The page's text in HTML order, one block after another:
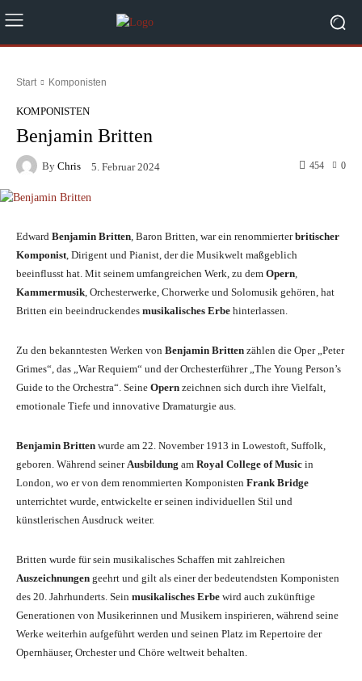
Start Komponisten
KOMPONISTEN
Benjamin Britten
By Chris 5. Februar 2024 0
454
Edward Benjamin Britten, Baron Britten, war ein renommierterbritischer
Komponist, Dirigent und Pianist, der die Musikwelt maßgeblich
beeinflusst hat. Mit seinem umfangreichen Werk, zu dem Opern,
Kammermusik, Orchesterwerke, Chorwerke und Solomusik gehören, hat
Britten ein beeindruckendes musikalisches Erbe hinterlassen.
Zu den bekanntesten Werken von Benjamin Britten zählen die Oper „Peter
Grimes“, das „War Requiem“ und der Orchesterführer „The Young Person’s
Guide to the Orchestra“. Seine Opern zeichnen sich durch ihre Vielfalt,
emotionale Tiefe und innovative Dramaturgie aus.
Benjamin Britten wurde am 22. November 1913 in Lowestoft, Suffolk,
geboren. Während seinerAusbildung am Royal College of Music in
London, wo er von dem renommierten Komponisten Frank Bridge
unterrichtet wurde, entwickelte er seinen individuellen Stil und
künstlerischen Ausdruck weiter.
Britten wurde für sein musikalisches Schaffen mit zahlreichen
Auszeichnungen geehrt und gilt als einer der bedeutendsten Komponisten
des 20. Jahrhunderts. Sein musikalisches Erbe wird auch zukünftige
Generationen von Musikerinnen und Musikern inspirieren, während seine
Werke weiterhin aufgeführt werden und seinen Platz im Repertoire der
Opernhäuser, Orchester und Chöre weltweit behalten.